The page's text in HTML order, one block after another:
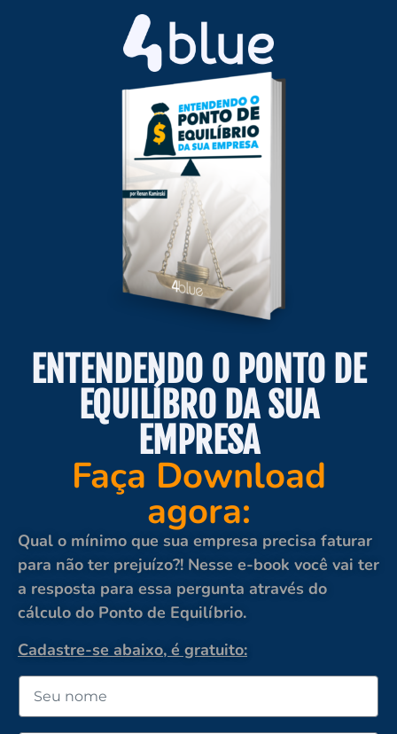
ENTENDENDO O PONTO DE
EQUILÍBRO DA SUA
EMPRESA
Faça Download
agora:
Qual o mínimo que sua empresa precisa faturar
para não ter prejuízo?! Nesse e-book você vai ter
a resposta para essa pergunta através do
cálculo do Ponto de Equilíbrio.
Cadastre-se abaixo, é gratuito: